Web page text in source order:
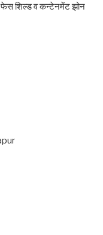
फेस शिल्ड व कन्टेनमेंट झोन